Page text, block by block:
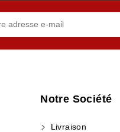
Notre Société
Livraison